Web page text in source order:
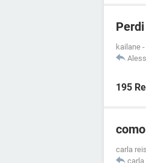
kailane -
195
carla reis
carla